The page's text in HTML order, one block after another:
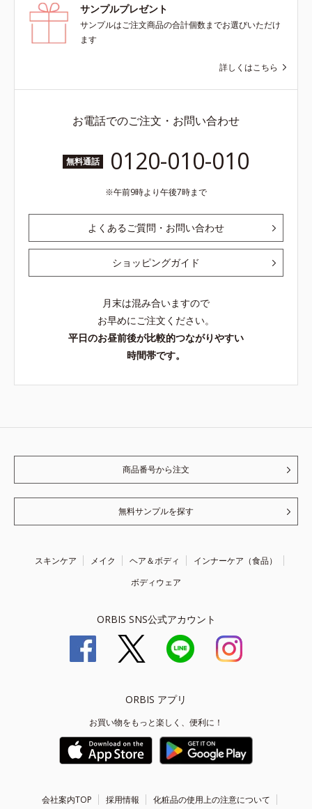
サンプルプレゼント
サンプルはご注文商品の合計個数までお選びいただけ
ます
詳しくはこちら
お電話でのご注文・お問い合わせ
無料通話 0120-010-010
午前9時より午後7時まで
よくあるご質問・お問い合わせ
ショッピングガイド
月末は混み合いますので
お早めにご注文ください。
平日のお昼前後が比較的つながりやすい
時間帯です。
商品番号から注文
無料サンプルを探す
スキンケア メイク ヘア＆ボディ
インナーケア（食品）
ボディウェア
ORBIS SNS公式アカウント
ORBIS アプリ
お買い物をもっと楽しく、便利に！
会社案内TOP 採用情報 化粧品の使用上の注意について